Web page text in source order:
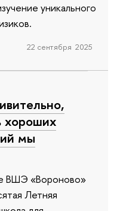
уникального
22 сентября 2025
хороших
мы
ВШЭ «Вороново»
Летняя